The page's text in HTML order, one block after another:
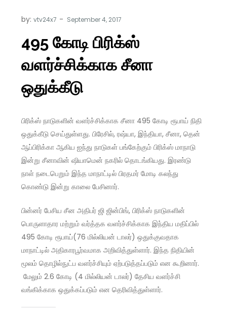
by:vtv24x7
495 கோடி பிரிக்ஸ்
வளர்ச்சிக்காக சீனா
ஒதுக்கீடு
பிரிக்ஸ் நாடுகளின் வளர்ச்சிக்காக சீனா 495 கோடி ரூபாய் நிதி
ஒதுக்கீடு செய்துள்ளது. பிரேசில், ரஷ்யா, இந்தியா, சீனா, தென்
ஆப்பிரிக்கா ஆகிய ஐந்து நாடுகள் பங்கேற்கும் பிரிக்ஸ் மாநாடு
இன்று சீனாவின் ஷியாமென் நகரில் தொடங்கியது. இரண்டு
நாள் நடைபெறும் இந்த மாநாட்டில் பிரதமர் மோடி கலந்து
கொண்டு இன்று காலை பேசினார்.
பின்னர் பேசிய சீன அதிபர் ஜி ஜின்பிங், பிரிக்ஸ் நாடுகளின்
பொருளாதார மற்றும் வர்த்தக வளர்ச்சிக்காக இந்திய மதிப்பில்
495 கோடி ரூபாய்(76 மில்லியன் டாலர்) ஒதுக்குவதாக
மாநாட்டில் அதிகாரபூர்வமாக அறிவித்துள்ளார். இந்த நிதியின்
மூலம் தொழில்நுட்ப வளர்ச்சியும் ஏற்படுத்தப்படும் என கூறினார்.
மேலும் 2.6 கோடி (4 மில்லியன் டாலர்) தேசிய வளர்ச்சி
வங்கிக்காக ஒதுக்கப்படும் என தெரிவித்துள்ளார்.